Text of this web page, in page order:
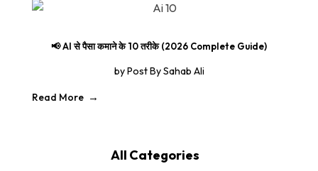
📢 AI से पैसा कमाने के 10 तरीके (2026 Complete Guide)
byPost By Sahab Ali
Read More
All Categories